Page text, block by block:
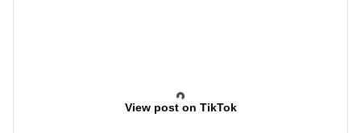
View post on TikTok